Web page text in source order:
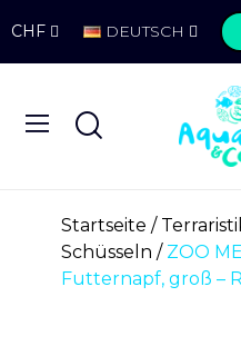
CHF DEUTSCH
Startseite
Schüsseln
ZOO
Futternapf, groß –